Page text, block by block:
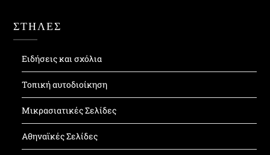
ΣΤΗΛΕΣ
Ειδήσεις και σχόλια
Τοπική αυτοδιοίκηση
Μικρασιατικές Σελίδες
Αθηναϊκές Σελίδες